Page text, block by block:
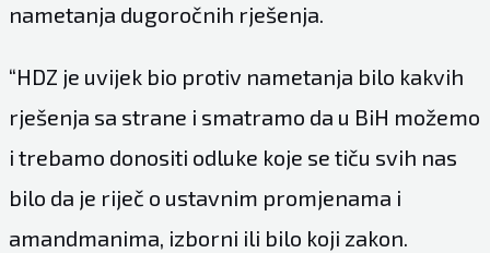
nametanja dugoročnih rješenja.
“HDZ je uvijek bio protiv nametanja bilo kakvih
rješenja sa strane i smatramo da u BiH možemo
i trebamo donositi odluke koje se tiču svih nas
bilo da je riječ o ustavnim promjenama i
amandmanima, izborni ili bilo koji zakon.